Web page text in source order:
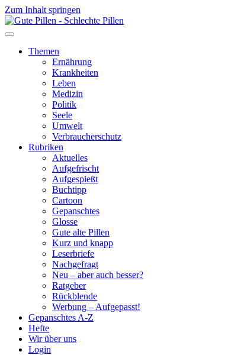
Zum Inhalt springen
Themen
Ernährung
Krankheiten
Leben
Medizin
Politik
Seele
Umwelt
Verbraucherschutz
Rubriken
Aktuelles
Aufgefrischt
Aufgespießt
Buchtipp
Cartoon
Gepanschtes
Glosse
Gute alte Pillen
Kurz und knapp
Leserbriefe
Nachgefragt
Neu – aber auch besser?
Ratgeber
Rückblende
Werbung – Aufgepasst!
Gepanschtes A-Z
Hefte
Wir über uns
Login